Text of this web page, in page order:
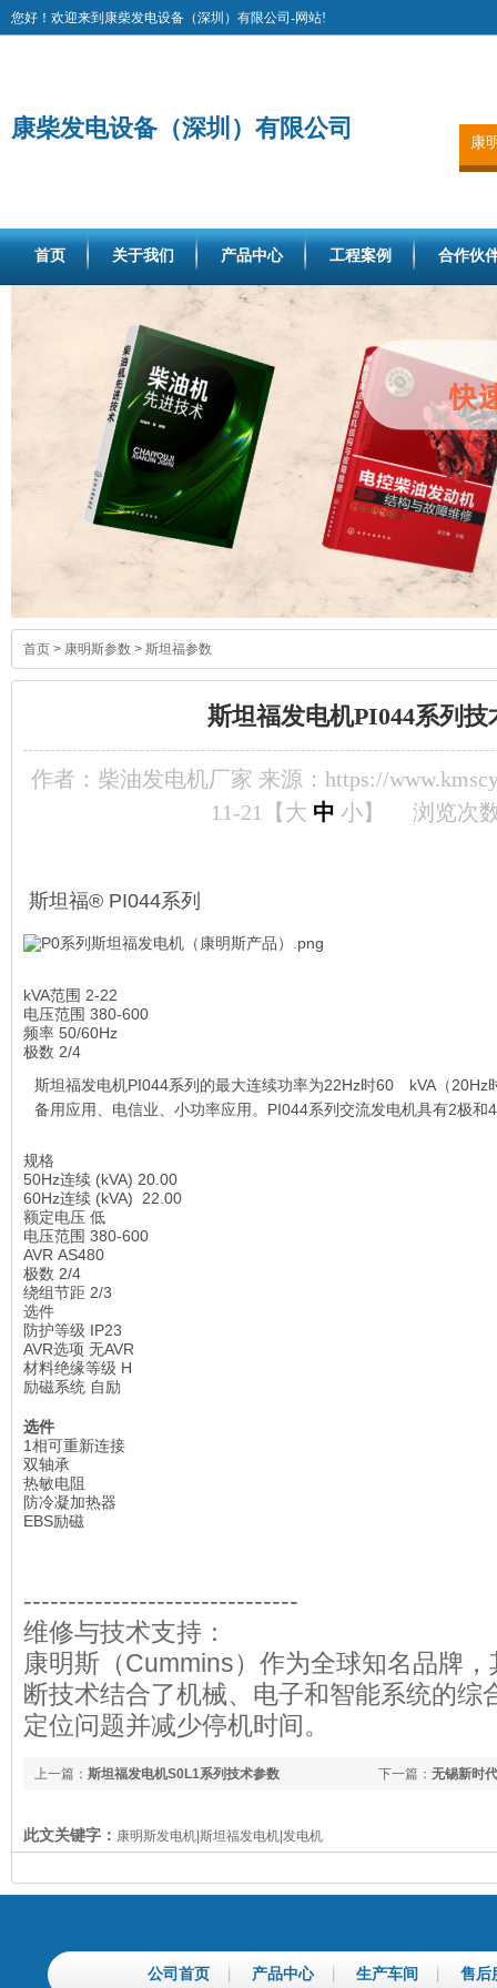
您好！欢迎来到康柴发电设备（深圳）有限公司-网站!
康柴发电设备（深圳）有限公司
康
首页 关于我们 产品中心 工程案例 合作伙
首页 > 康明斯参数 > 斯坦福参数
斯坦福发电机PI044系列技
作者：柴油发电机厂家 来源：https://
11-21【 大 中 小】 浏览次
斯坦福® PI044系列
标
签
型
号
​​​​​​​kVA范围 2-22
​​​​​​​电压范围 380-600
频率 50/60Hz
极数 2/4
斯坦福发电机PI044系列的最大连续功率为22Hz时60 kVA（
备用应用、电信业、小功率应用。 PI044系列交流发电机具有2极和
规格
50Hz连续 (kVA) 20.00
60Hz连续 (kVA) 22.00
​​​​​​​额定电压 低
​​​​​​​电压范围 380-600
AVR AS480
极数 2/4
​​​​​​​绕组节距 2/3
选件
​​​​​​​防护等级 IP23
​​​​​​​AVR选项 无AVR
​​​​​​​材料绝缘等级 H
​​​​​​​励磁系统 ​​​​​​​自励
选件
1相可重新连接
双轴承
热敏电阻
防冷凝加热器
EBS励磁
-------------------------------
维修与技术支持：
康明斯（Cummins）作为全球知名品牌
断技术结合了机械、电子和智能系统的综
定位问题并减少停机时间。
下一篇： 无锡新时
上一篇： 斯坦福发电机S0L1系列技术参数
此文关键字： 康明斯发电机|斯坦福发电机|发电机
公司首页 产品中心 生产车间 售后